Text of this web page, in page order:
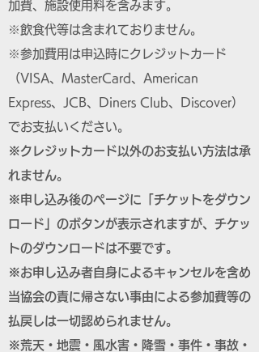
加費、施設使用料を含みます。
※飲食代等は含まれておりません。
※参加費用は申込時にクレジットカード
（VISA、MasterCard、American
Express、JCB、Diners Club、Discover）
でお支払いください。
※クレジットカード以外のお支払い方法は承
れません。
※申し込み後のページに「チケットをダウン
ロード」のボタンが表示されますが、チケッ
トのダウンロードは不要です。
※お申し込み者自身によるキャンセルを含め
当協会の責に帰さない事由による参加費等の
払戻しは一切認められません。
※荒天・地震・風水害・降雪・事件・事故・